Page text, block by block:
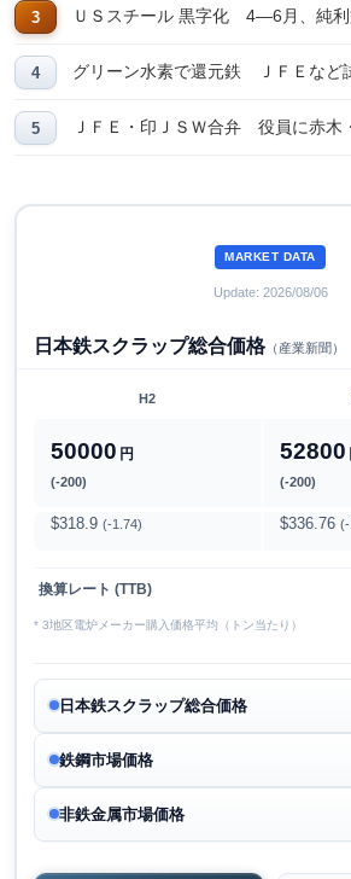
ＵＳスチール 黒字化 4―6月、純利
グリーン水素で還元鉄 ＪＦＥなど
ＪＦＥ・印ＪＳＷ合弁 役員に赤木
MARKET DATA
Update: 2026/08/06
日本鉄スクラップ総合価格（産業新聞）
H2
50000 円
(-200)
52800
(-200)
$318.9 (-1.74) $336.76 (-
換算レート (TTB)
* 3地区電炉メーカー購入価格平均（トン当たり）
日本鉄スクラップ総合価格
鉄鋼市場価格
非鉄金属市場価格